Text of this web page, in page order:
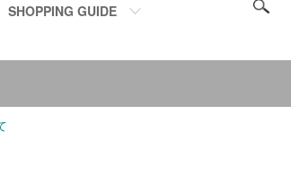
SHOPPING GUIDE